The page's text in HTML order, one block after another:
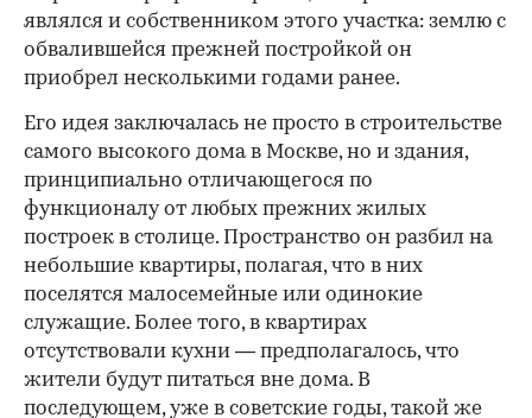
являлся и собственником этого участка: землю с
обвалившейся прежней постройкой он
приобрел несколькими годами ранее.
Его идея заключалась не просто в строительстве
самого высокого дома в Москве, но и здания,
принципиально отличающегося по
функционалу от любых прежних жилых
построек в столице. Пространство он разбил на
небольшие квартиры, полагая, что в них
поселятся малосемейные или одинокие
служащие. Более того, в квартирах
отсутствовали кухни — предполагалось, что
жители будут питаться вне дома. В
последующем, уже в советские годы, такой же